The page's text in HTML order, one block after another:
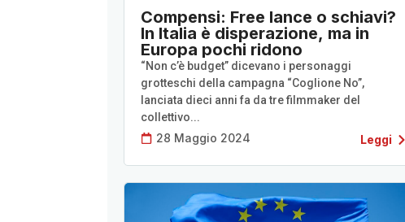
Compensi: Free lance o schiavi?
In Italia è disperazione, ma in
Europa pochi ridono
“Non c’è budget” dicevano i personaggi
grotteschi della campagna “Coglione No”,
lanciata dieci anni fa da tre filmmaker del
collettivo...
28 Maggio 2024 Leggi